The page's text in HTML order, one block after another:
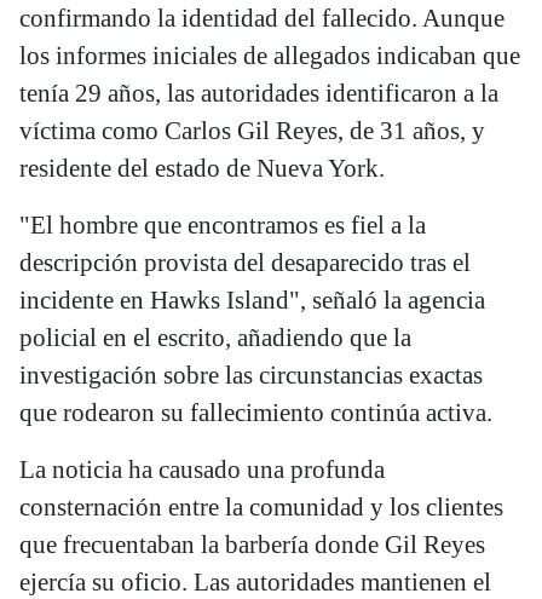
confirmando la identidad del fallecido. Aunque
los informes iniciales de allegados indicaban que
tenía 29 años, las autoridades identificaron a la
víctima como Carlos Gil Reyes, de 31 años, y
residente del estado de Nueva York.
"El hombre que encontramos es fiel a la
descripción provista del desaparecido tras el
incidente en Hawks Island", señaló la agencia
policial en el escrito, añadiendo que la
investigación sobre las circunstancias exactas
que rodearon su fallecimiento continúa activa.
La noticia ha causado una profunda
consternación entre la comunidad y los clientes
que frecuentaban la barbería donde Gil Reyes
ejercía su oficio. Las autoridades mantienen el